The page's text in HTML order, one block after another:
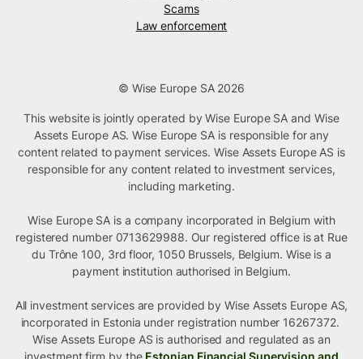
Scams
Law enforcement
© Wise Europe SA 2026
This website is jointly operated by Wise Europe SA and Wise
Assets Europe AS. Wise Europe SA is responsible for any
content related to payment services. Wise Assets Europe AS is
responsible for any content related to investment services,
including marketing.
Wise Europe SA is a company incorporated in Belgium with
registered number 0713629988. Our registered office is at Rue
du Trône 100, 3rd floor, 1050 Brussels, Belgium. Wise is a
payment institution authorised in Belgium.
All investment services are provided by Wise Assets Europe AS,
incorporated in Estonia under registration number 16267372.
Wise Assets Europe AS is authorised and regulated as an
investment firm by the Estonian Financial Supervision and